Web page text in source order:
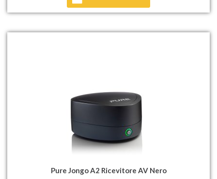
Pure Jongo A2 Ricevitore AV Nero